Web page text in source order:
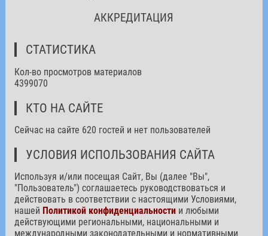
АККРЕДИТАЦИЯ
СТАТИСТИКА
Кол-во просмотров материалов
4399070
КТО НА САЙТЕ
Сейчас на сайте 620 гостей и нет пользователей
УСЛОВИЯ ИСПОЛЬЗОВАНИЯ САЙТА
Используя и/или посещая Сайт, Вы (далее "Вы",
"Пользователь") соглашаетесь руководствоваться и
действовать в соответствии с настоящими Условиями,
нашей Политикой конфиденциальностии любыми
действующими региональными, национальными и
международными законодательными и нормативными